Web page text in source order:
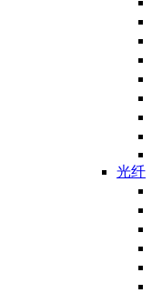
光纤